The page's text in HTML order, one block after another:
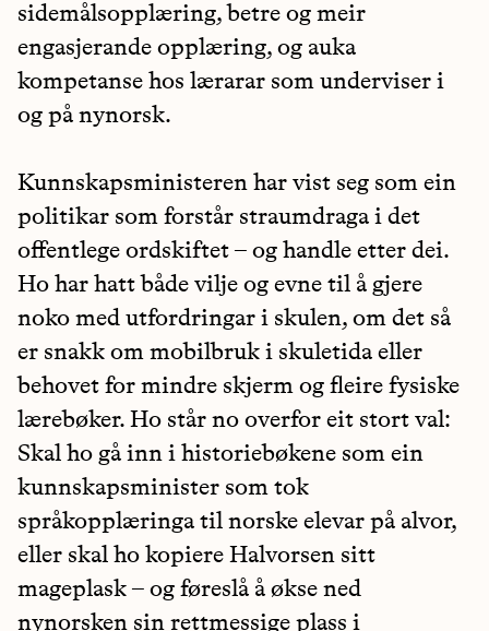
sidemålsopplæring, betre og meir
engasjerande opplæring, og auka
kompetanse hos lærarar som underviser i
og på nynorsk.
Kunnskapsministeren har vist seg som ein
politikar som forstår straumdraga i det
offentlege ordskiftet – og handle etter dei.
Ho har hatt både vilje og evne til å gjere
noko med utfordringar i skulen, om det så
er snakk om mobilbruk i skuletida eller
behovet for mindre skjerm og fleire fysiske
lærebøker. Ho står no overfor eit stort val:
Skal ho gå inn i historiebøkene som ein
kunnskapsminister som tok
språkopplæringa til norske elevar på alvor,
eller skal ho kopiere Halvorsen sitt
mageplask – og føreslå å økse ned
nynorsken sin rettmessige plass i